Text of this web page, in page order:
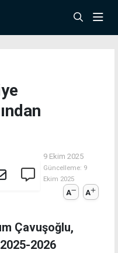
9 Ekim 2025
Güncelleme: 9
Ekim 2025
A A
Çavuşoğlu,
2026